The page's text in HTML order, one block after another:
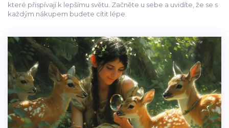
které přispívají k lepšímu světu. Začněte u sebe a uvidíte, že se s
každým nákupem budete cítit lépe.